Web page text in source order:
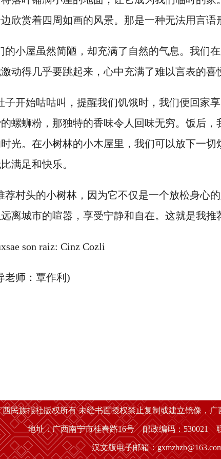
欣赏着四周如画的风景。那是一种无法用言语
的小屋虽然简陋，却充满了自然的气息。我们
动得几乎要跳起来，心中充满了难以言表的喜
子开始咕咕叫，提醒我们饥饿时，我们便回家
螺蛳粉，那独特的香味令人回味无穷。饭后
光。在小树林的小木屋里，我们可以放下一
满足和快乐。
荐村头的小树林，因为它不仅是一个放松身心
离城市的喧嚣，享受宁静和自在。这就是我
son raiz: Cinz Cozli
老师：覃作利)
西民族报社版权所有 未经书面授权禁止复制或建立镜像，
地址：广西南宁市桂春路16号 邮政编码：530021
汉文版电子邮箱：